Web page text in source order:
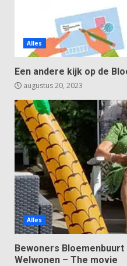
Alles
Een andere kijk op de
augustus 20, 2023
Alles
Bewoners
Welwonen – The movie